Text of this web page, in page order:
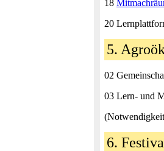
18
20
5.
02
03 Lern‑ und
6.